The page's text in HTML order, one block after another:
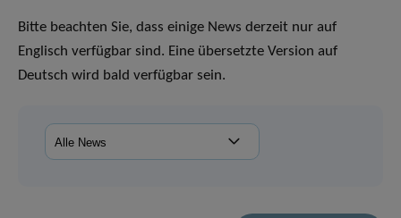
Bitte beachten Sie, dass einige News derzeit nur auf
Englisch verfügbar sind. Eine übersetzte Version auf
Deutsch wird bald verfügbar sein.